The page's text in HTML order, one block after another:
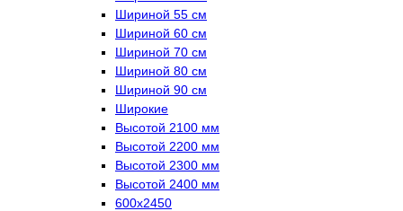
Шириной 55 см
Шириной 60 см
Шириной 70 см
Шириной 80 см
Шириной 90 см
Широкие
Высотой 2100 мм
Высотой 2200 мм
Высотой 2300 мм
Высотой 2400 мм
600х2450